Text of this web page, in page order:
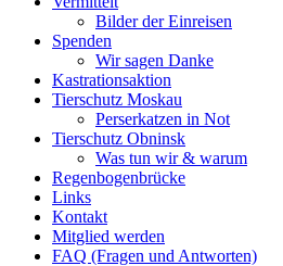
Bilder der Einreisen
Spenden
Wir sagen Danke
Kastrationsaktion
Tierschutz Moskau
Perserkatzen in Not
Tierschutz Obninsk
Was tun wir & warum
Regenbogenbrücke
Links
Kontakt
Mitglied werden
FAQ (Fragen und Antworten)